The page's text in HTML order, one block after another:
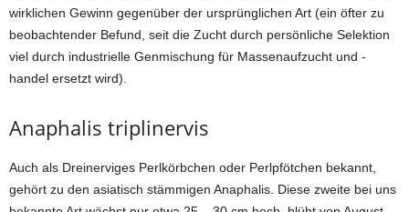
wirklichen Gewinn gegenüber der ursprünglichen Art (ein öfter zu
beobachtender Befund, seit die Zucht durch persönliche Selektion
viel durch industrielle Genmischung für Massenaufzucht und -
handel ersetzt wird).
Anaphalis triplinervis
Auch als Dreinerviges Perlkörbchen oder Perlpfötchen bekannt,
gehört zu den asiatisch stämmigen Anaphalis. Diese zweite bei uns